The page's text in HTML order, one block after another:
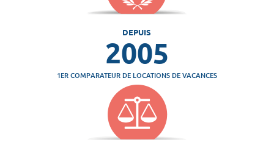
DEPUIS
2005
1ER COMPARATEUR DE LOCATIONS DE VACANCES